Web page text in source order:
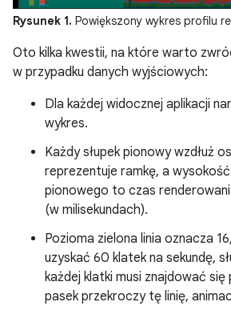
Rysunek 1. Powiększony wykres profilu
Oto kilka kwestii, na które warto
w przypadku danych wyjściowych:
Dla każdej widocznej aplikacji
wykres.
Każdy słupek pionowy wzdłuż
reprezentuje ramkę, a wysokość
pionowego to czas
(w milisekundach).
Pozioma zielona linia oznacza
uzyskać 60 klatek na sekundę,
każdej klatki musi znajdować się
pasek przekroczy tę linię,